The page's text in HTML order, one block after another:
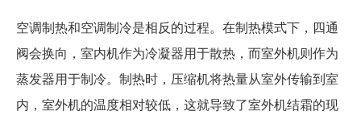
空调制热和空调制冷是相反的过程。在制热模式下，四通
阀会换向，室内机作为冷凝器用于散热，而室外机则作为
蒸发器用于制冷。制热时，压缩机将热量从室外传输到室
内，室外机的温度相对较低，这就导致了室外机结霜的现